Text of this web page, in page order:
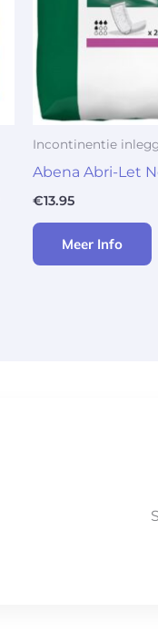
Incontinentie
Abena Abri-Let
€13.95
Meer Info